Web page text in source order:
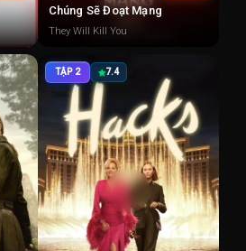
Chúng Sẽ Đoạt Mạng
They Will Kill You
TẬP 2 7.4